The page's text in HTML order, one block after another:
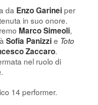
da Enzo Garineiper
in suo onore.
Marco Simeoli,
Sofia Panizzie Toto
Zaccaro.
nel ruolo di
.
14 performer.